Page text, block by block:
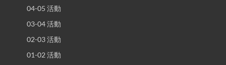
04-05 活動
03-04 活動
02-03 活動
01-02 活動